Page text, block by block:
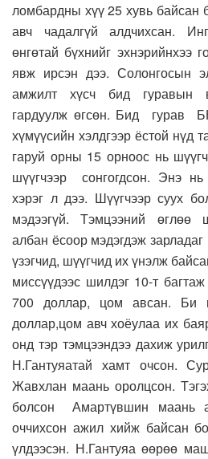
ломбардны хүү 25 хувь байсан
авч чадалгүй алдчихсан.
өнгөтай бүхнийг эхнэрийнхээ
явж ирсэн дээ. Солонгосын
амжилт хүсч бид гуравын
гардуулж өгсөн. Бид гурав
хүмүүсийн хэлдгээр ёстой нүд
гаруй орны 15 орноос нь
шүүгчээр сонгогдсон. Энэ
хэрэг л дээ. Шүүгчээр суух
мэдээгүй. Тэмцээний өглөө
албан ёсоор мэдэгдэж
үзэгчид, шүүгчид их үнэлж
миссүүдээс шилдэг 10-т
700 доллар, цом авсан. Би
доллар,цом авч хоёулаа их
онд тэр тэмцээндээ дахиж
Н.Гантуяатай хамт очсон.
Жавхлан маань оролцсон.
болсон Амартүвшин маань
оччихсон ажил хийж байсан
үлдээсэн. Н.Гантуяа өөрөө